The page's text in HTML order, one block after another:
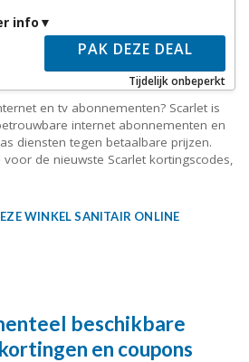
info
PAK DEZE DEAL
Tijdelijk onbeperkt
en tv abonnementen? Scarlet is
internet abonnementen en
diensten tegen betaalbare prijzen.
de nieuwste Scarlet kortingscodes,
WINKEL SANITAIR ONLINE
beschikbare
en coupons